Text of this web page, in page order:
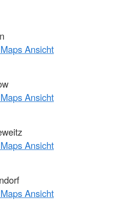
Ansicht
Ansicht
Ansicht
Ansicht